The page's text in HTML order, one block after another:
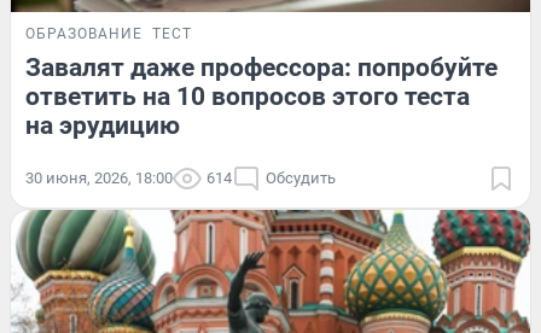
ОБРАЗОВАНИЕ ТЕСТ
Завалят даже профессора: попробуйте
ответить на 10 вопросов этого теста
на эрудицию
30 июня, 2026, 18:00 614 Обсудить